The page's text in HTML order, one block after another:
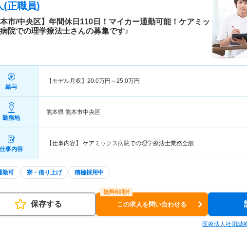
(正職員)
本市/中央区】年間休日110日！マイカー通勤可能！ケアミッ
院での理学療法士さんの募集です♪
給与
【モデル月収】 20.0万円～25.0万円
勤務地
熊本県 熊本市中央区
仕事内容
【仕事内容】 ケアミックス病院での理学療法士業務全般
勤可 寮・借り上げ 積極採用中
保存する この求人を問い合わせる
医療法人社団